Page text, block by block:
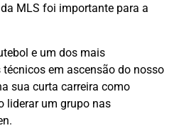
MLS foi importante para a
e um dos mais
em ascensão do nosso
sua curta carreira como
liderar um grupo nas